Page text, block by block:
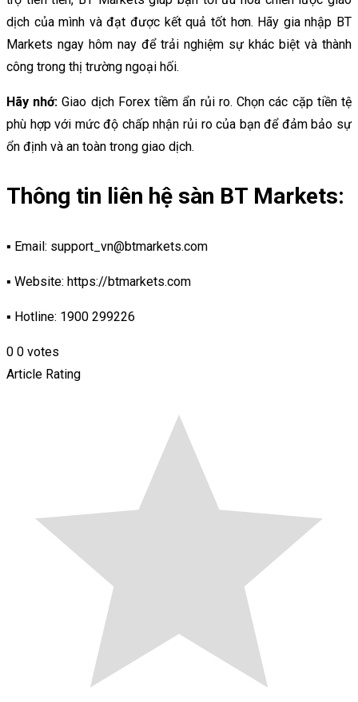
dịch của mình và đạt được kết quả tốt hơn. Hãy gia nhập BT
Markets ngay hôm nay để trải nghiệm sự khác biệt và thành
công trong thị trường ngoại hối.
Hãy nhớ: Giao dịch Forex tiềm ẩn rủi ro. Chọn các cặp tiền tệ
phù hợp với mức độ chấp nhận rủi ro của bạn để đảm bảo sự
ổn định và an toàn trong giao dịch.
Thông tin liên hệ sàn BT Markets:
▪ Email: support_vn@btmarkets.com
▪ Website: https://btmarkets.com
▪ Hotline: 1900 299226
0 0 votes
Article Rating